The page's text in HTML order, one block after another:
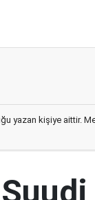
yazan kişiye aittir.